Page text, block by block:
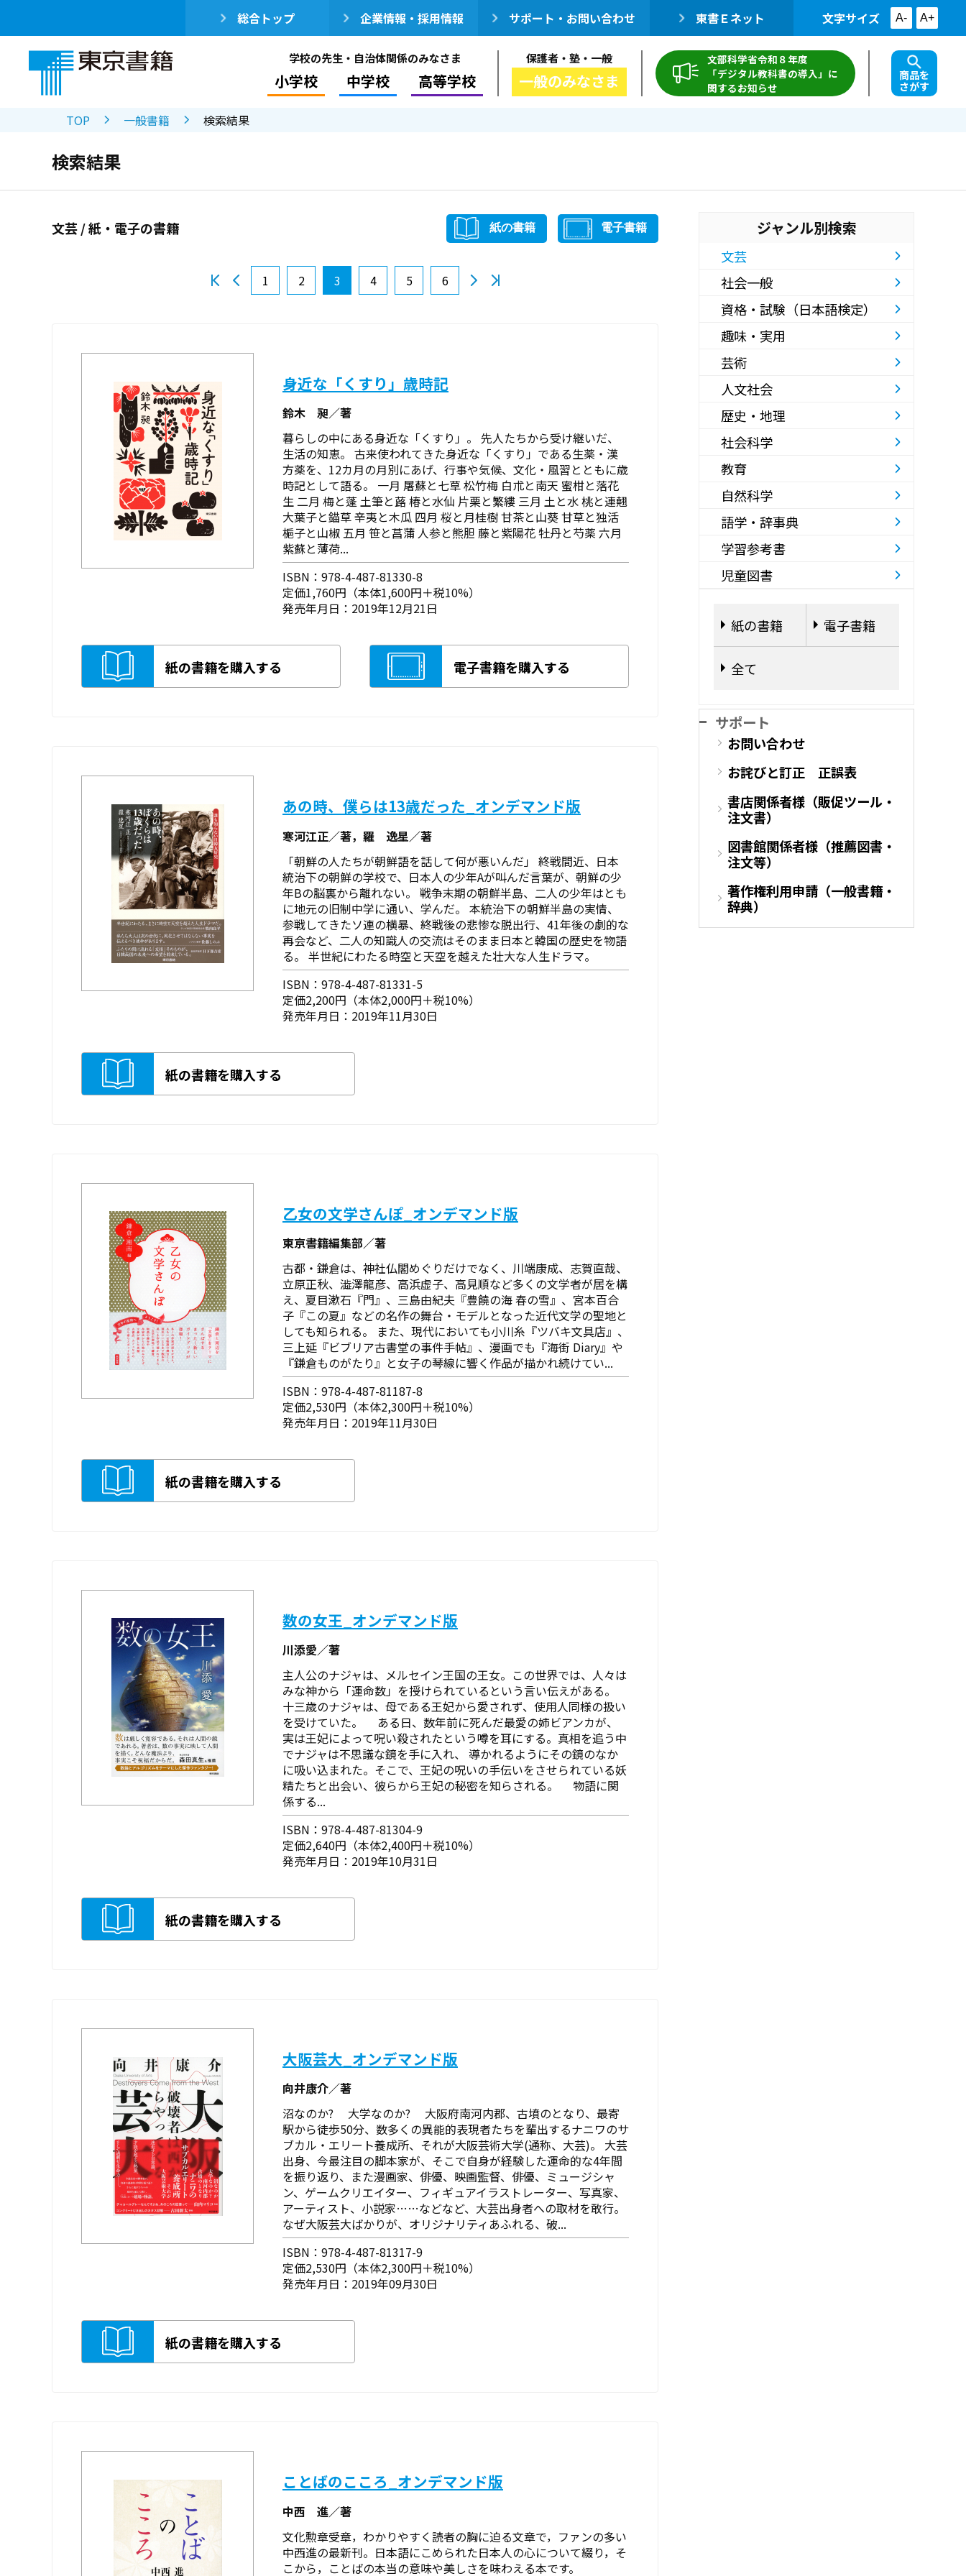
総合トップ 企業情報・採用情報 サポート・お問い合わせ 東書Ｅネット 文字サイズ A- A+
学校の先生・自治体関係のみなさま
小学校 中学校 高等学校
保護者・塾・一般
一般のみなさま
文部科学省令和８年度
「デジタル教科書の導入」に
関するお知らせ
商品を
さがす
TOP 一般書籍 検索結果
検索結果
文芸 / 紙・電子の書籍 紙の書籍 電子書籍
1 2 3 4 5 6
身近な「くすり」歳時記
鈴木 昶／著
暮らしの中にある身近な「くすり」。 先人たちから受け継いだ、
生活の知恵。 古来使われてきた身近な「くすり」である生薬・漢
方薬を、12カ月の月別にあげ、行事や気候、文化・風習とともに歳
時記として語る。 一月 屠蘇と七草 松竹梅 白朮と南天 蜜柑と落花
生 二月 梅と蓬 土筆と蕗 椿と水仙 片栗と繁縷 三月 土と水 桃と連翹
大葉子と錨草 辛夷と木瓜 四月 桜と月桂樹 甘茶と山葵 甘草と独活
梔子と山椒 五月 笹と菖蒲 人参と熊胆 藤と紫陽花 牡丹と芍薬 六月
紫蘇と薄荷...
ISBN：978-4-487-81330-8
定価1,760円（本体1,600円＋税10%）
発売年月日：2019年12月21日
紙の書籍を購入する 電子書籍を購入する
あの時、僕らは13歳だった_オンデマンド版
寒河江正／著，羅 逸星／著
「朝鮮の人たちが朝鮮語を話して何が悪いんだ」 終戦間近、日本
統治下の朝鮮の学校で、日本人の少年Aが叫んだ言葉が、朝鮮の少
年Bの脳裏から離れない。 戦争末期の朝鮮半島、二人の少年はとも
に地元の旧制中学に通い、学んだ。 本統治下の朝鮮半島の実情、
参戦してきたソ連の横暴、終戦後の悲惨な脱出行、41年後の劇的な
再会など、二人の知識人の交流はそのまま日本と韓国の歴史を物語
る。 半世紀にわたる時空と天空を越えた壮大な人生ドラマ。
ISBN：978-4-487-81331-5
定価2,200円（本体2,000円＋税10%）
発売年月日：2019年11月30日
紙の書籍を購入する
乙女の文学さんぽ_オンデマンド版
東京書籍編集部／著
古都・鎌倉は、神社仏閣めぐりだけでなく、川端康成、志賀直哉、
立原正秋、澁澤龍彦、高浜虚子、高見順など多くの文学者が居を構
え、夏目漱石『門』、三島由紀夫『豊饒の海 春の雪』、宮本百合
子『この夏』などの名作の舞台・モデルとなった近代文学の聖地と
しても知られる。 また、現代においても小川糸『ツバキ文具店』、
三上延『ビブリア古書堂の事件手帖』、漫画でも『海街 Diary』や
『鎌倉ものがたり』と女子の琴線に響く作品が描かれ続けてい...
ISBN：978-4-487-81187-8
定価2,530円（本体2,300円＋税10%）
発売年月日：2019年11月30日
紙の書籍を購入する
数の女王_オンデマンド版
川添愛／著
主人公のナジャは、メルセイン王国の王女。この世界では、人々は
みな神から「運命数」を授けられているという言い伝えがある。
十三歳のナジャは、母である王妃から愛されず、使用人同様の扱い
を受けていた。 ある日、数年前に死んだ最愛の姉ビアンカが、
実は王妃によって呪い殺されたという噂を耳にする。真相を追う中
でナジャは不思議な鏡を手に入れ、 導かれるようにその鏡のなか
に吸い込まれた。そこで、王妃の呪いの手伝いをさせられている妖
精たちと出会い、彼らから王妃の秘密を知らされる。 物語に関
係する...
ISBN：978-4-487-81304-9
定価2,640円（本体2,400円＋税10%）
発売年月日：2019年10月31日
紙の書籍を購入する
大阪芸大_オンデマンド版
向井康介／著
沼なのか? 大学なのか? 大阪府南河内郡、古墳のとなり、最寄
駅から徒歩50分、数多くの異能的表現者たちを輩出するナニワのサ
ブカル・エリート養成所、それが大阪芸術大学(通称、大芸)。 大芸
出身、今最注目の脚本家が、そこで自身が経験した運命的な4年間
を振り返り、また漫画家、俳優、映画監督、俳優、ミュージシャ
ン、ゲームクリエイター、フィギュアイラストレーター、写真家、
アーティスト、小説家……などなど、大芸出身者への取材を敢行。
なぜ大阪芸大ばかりが、オリジナリティあふれる、破...
ISBN：978-4-487-81317-9
定価2,530円（本体2,300円＋税10%）
発売年月日：2019年09月30日
紙の書籍を購入する
ことばのこころ_オンデマンド版
中西 進／著
文化勲章受章，わかりやすく読者の胸に迫る文章で，ファンの多い
中西進の最新刊。日本語にこめられた日本人の心について綴り，そ
こから，ことばの本当の意味や美しさを味わえる本です。
ジャンル別検索
文芸
社会一般
資格・試験（日本語検定）
趣味・実用
芸術
人文社会
歴史・地理
社会科学
教育
自然科学
語学・辞事典
学習参考書
児童図書
紙の書籍 電子書籍
全て
サポート
お問い合わせ
お詫びと訂正 正誤表
書店関係者様（販促ツール・
注文書）
図書館関係者様（推薦図書・
注文等）
著作権利用申請（一般書籍・
辞典）